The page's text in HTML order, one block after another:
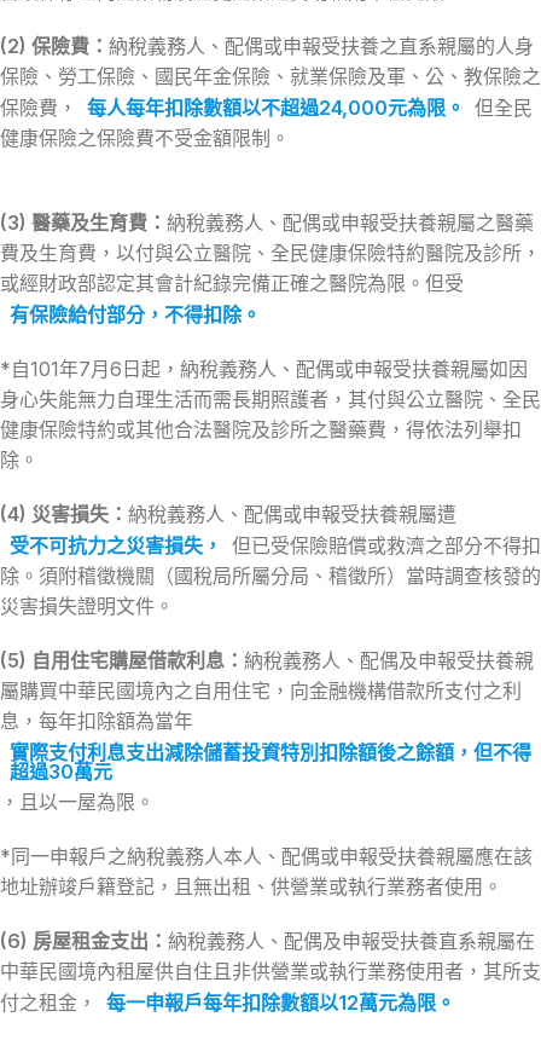
(2) 保險費： 納稅義務人、配偶或申報受扶養之直系親屬的人身
保險、勞工保險、國民年金保險、就業保險及軍、公、教保險之
保險費，
每人每年扣除數額以不超過24,000元為限。
但全民
健康保險之保險費不受金額限制。
(3) 醫藥及生育費： 納稅義務人、配偶或申報受扶養親屬之醫藥
費及生育費，以付與公立醫院、全民健康保險特約醫院及診所，
或經財政部認定其會計紀錄完備正確之醫院為限。但受
有保險給付部分，不得扣除。
*自101年7月6日起，納稅義務人、配偶或申報受扶養親屬如因
身心失能無力自理生活而需長期照護者，其付與公立醫院、全民
健康保險特約或其他合法醫院及診所之醫藥費，得依法列舉扣
除。
(4) 災害損失： 納稅義務人、配偶或申報受扶養親屬遭
受不可抗力之災害損失，
但已受保險賠償或救濟之部分不得扣
除。須附稽徵機關（國稅局所屬分局、稽徵所）當時調查核發的
災害損失證明文件。
(5) 自用住宅購屋借款利息： 納稅義務人、配偶及申報受扶養親
屬購買中華民國境內之自用住宅，向金融機構借款所支付之利
息，每年扣除額為當年
實際支付利息支出減除儲蓄投資特別扣除額後之餘額，但不得
超過30萬元
，且以一屋為限。
*同一申報戶之納稅義務人本人、配偶或申報受扶養親屬應在該
地址辦竣戶籍登記，且無出租、供營業或執行業務者使用。
(6) 房屋租金支出： 納稅義務人、配偶及申報受扶養直系親屬在
中華民國境內租屋供自住且非供營業或執行業務使用者，其所支
付之租金，
每一申報戶每年扣除數額以12萬元為限。